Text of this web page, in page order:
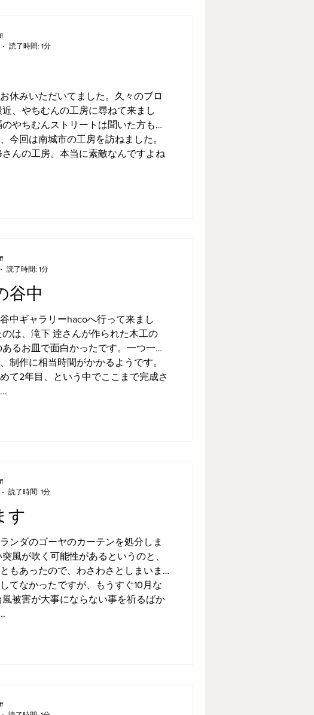
休みいただいてました。久々のブロ
、やちむんの工房に尋ねて来まし
やちむんストリートは聞いた方もい
今回は南城市の工房を訪ねました。
んの工房。本当に素敵なんですよね
読了時間: 1分
谷中
中ギャラリーhacoへ行って来まし
は、滝下 逹さんが作られた木工の
るお皿で面白かったです。一つ一つ
制作に相当時間がかかるようです。
て2年目、という中でここまで完成さ
読了時間: 1分
す
ンダのゴーヤのカーテンを処分しま
風が吹く可能性があるというのと、
もあったので、わさわさとしまいま
てなかったですが、もうすぐ10月な
被害が大事にならない事を祈るばか
読了時間: 1分